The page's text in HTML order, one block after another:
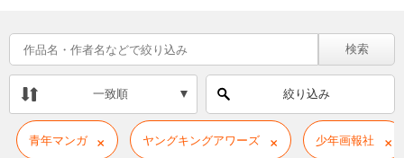
検索
一致順 絞り込み
青年マンガ × ヤングキングアワーズ × 少年画報社 ×